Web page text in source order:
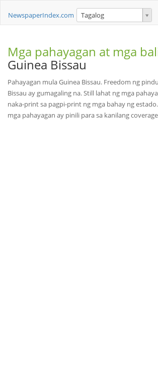
NewspaperIndex.com Tagalog
Mga pahayagan at mga
Guinea Bissau
Pahayagan mula Guinea Bissau. Freedom ng
Bissau ay gumagaling na. Still lahat ng mga
naka-print sa pagpi-print ng mga bahay ng
mga pahayagan ay pinili para sa kanilang